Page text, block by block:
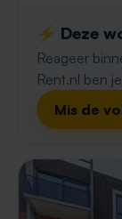
⚡️ Deze
Reageer
Rent.nl ben
Mis de